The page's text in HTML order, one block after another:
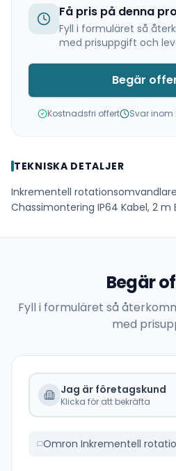
Få pris på denna
Fyll i formuläret så
med prisuppgift och
Begär
Kostnadsfri offert Svar inom
TEKNISKA DETALJER
Inkrementell
Chassimontering IP64 Kabel, 2 m
Begär
Fyll i formuläret så
med
Jag är företagskund
Klicka för att bekräfta